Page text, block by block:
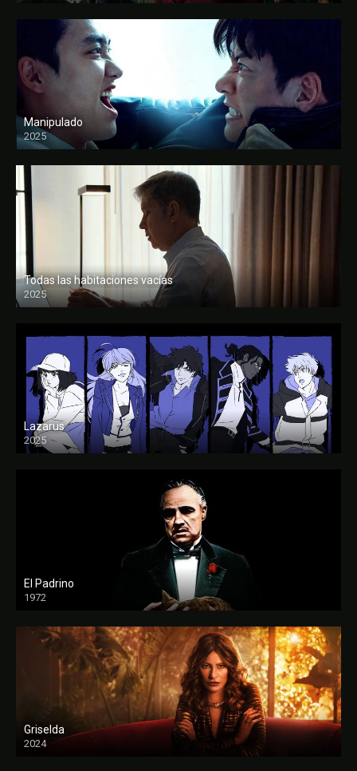
Manipulado
2025
Todas las habitaciones vacías
2025
FULL HD
Lazarus
2025
El Padrino
1972
FULL HD
Griselda
2024